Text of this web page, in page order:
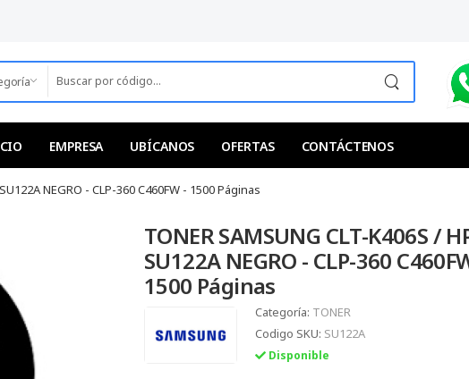
EMPRESA UBÍCANOS OFERTAS CONTÁCTENOS
NEGRO - CLP-360 C460FW - 1500 Páginas
TONER SAMSUNG CLT-K406S /
SU122A NEGRO - CLP-360
1500 Páginas
Categoría: TONER
Codigo SKU: SU122A
Disponible